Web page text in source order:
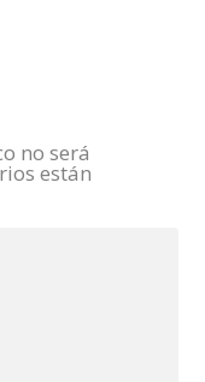
no será
están